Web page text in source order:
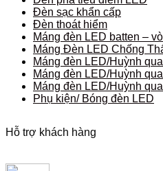
Đèn sạc khẩn cấp
Đèn thoát hiểm
Máng đèn LED batten –
Máng Đèn LED Chống
Máng đèn LED/Huỳnh
Máng đèn LED/Huỳnh
Máng đèn LED/Huỳnh
Phụ kiện/ Bóng đèn LED
Hỗ trợ khách hàng